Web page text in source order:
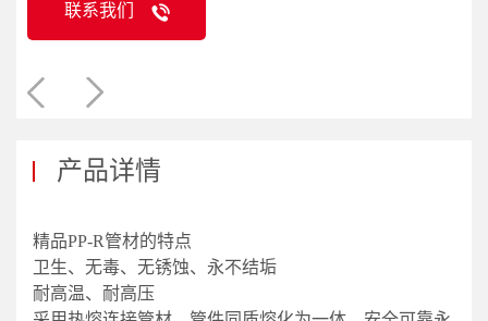
联系我们
产品详情
精品PP-R管材的特点
卫生、无毒、无锈蚀、永不结垢
耐高温、耐高压